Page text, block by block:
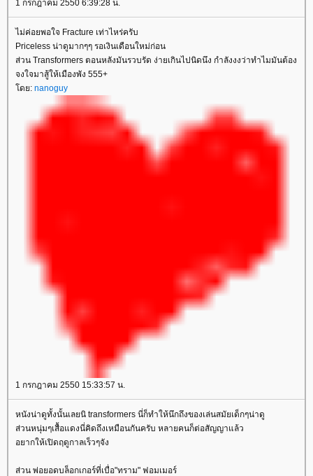
1 กรกฎาคม 2550 6:39:28 น.
ไม่ค่อยพอใจ Fracture เท่าไหร่ครับ
Priceless น่าดูมากๆๆ รอเงินเดือนใหม่ก่อน
ส่วน Transformers ตอนหลังมันรวบรัด ง่ายเกินไปนิดนึง กำลังงงว่าทำไมมันต้อง
จงใจมาสู้ให้เมืองพัง 555+
ดย: nanoguy
1 กรกฎาคม 2550 15:33:57 น.
หนังน่าดูทั้งนั้นเลยนิ transformers นี่ก็ทำให้นึกถึงของเล่นสมัยเด็กๆน่าดู
ส่วนหนุ่มๆเสื้อแดงนี่คิดถึงเหมือนกันครับ หลายคนก็ต่อสัญญาแล้ว
อยากให้เปิดฤดูกาลเร็วๆจัง
ส่วน พ่อยอดบล็อกเกอร์ที่เบื่อ"ทราม" ฟอมเมอร์